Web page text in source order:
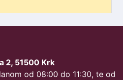
2, 51500 Krk
od 08:00 do 11:30, te od